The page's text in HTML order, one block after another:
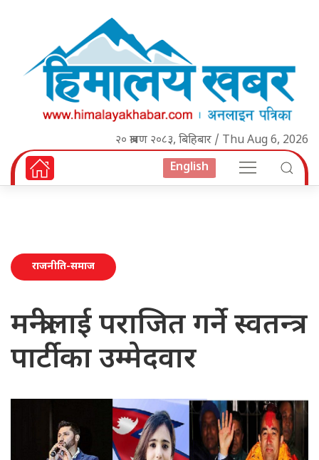
२० श्रावण २०८३, बिहिबार / Thu Aug 6, 2026
English
राजनीति-समाज
मन्त्रीलाई पराजित गर्ने स्वतन्त्र
पार्टीका उम्मेदवार